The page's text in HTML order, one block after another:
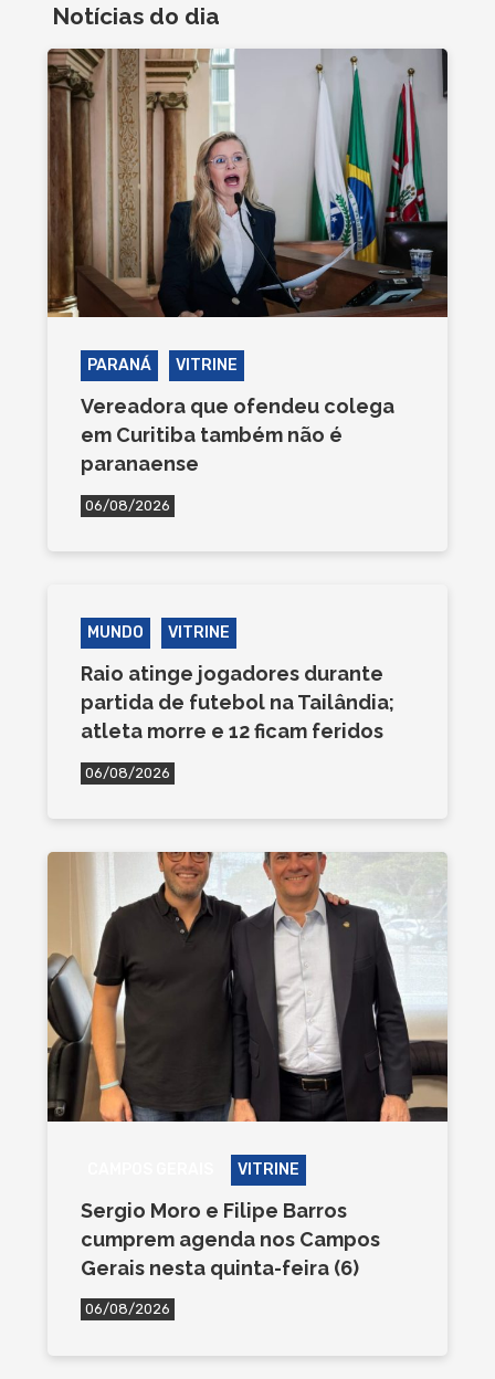
Notícias do dia
PARANÁ VITRINE
Vereadora que ofendeu colega
em Curitiba também não é
paranaense
06/08/2026
MUNDO VITRINE
Raio atinge jogadores durante
partida de futebol na Tailândia;
atleta morre e 12 ficam feridos
06/08/2026
VITRINE
Sergio Moro e Filipe Barros
cumprem agenda nos Campos
Gerais nesta quinta-feira (6)
06/08/2026